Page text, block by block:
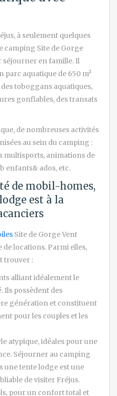
à seulement quelques
camping Site de Gorge
séjourner en famille. Il
aquatique de 650 m²
toboggans aquatiques,
gonflables, des transats
de nombreuses activités
au sein du camping :
animations de
enfants& ados, etc.
de mobil-homes,
est à la
Site de Gorge Vent
locations. Parmi elles,
trouver :
alliant idéalement le
Ils possèdent des
génération et constituent
pour les couples et les
atypique, idéales pour une
Séjourner au camping
une tente lodge est une
de visiter Fréjus.
pour un confort total et